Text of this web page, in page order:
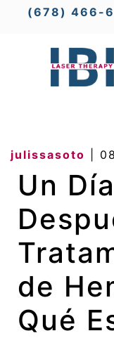
(678) 466-
julissasoto
Un
de
Qué